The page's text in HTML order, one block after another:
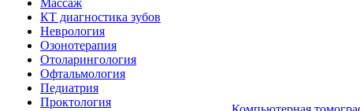
Массаж
КТ диагностика зубов
Неврология
Озонотерапия
Отоларингология
Офтальмология
Педиатрия
Проктология